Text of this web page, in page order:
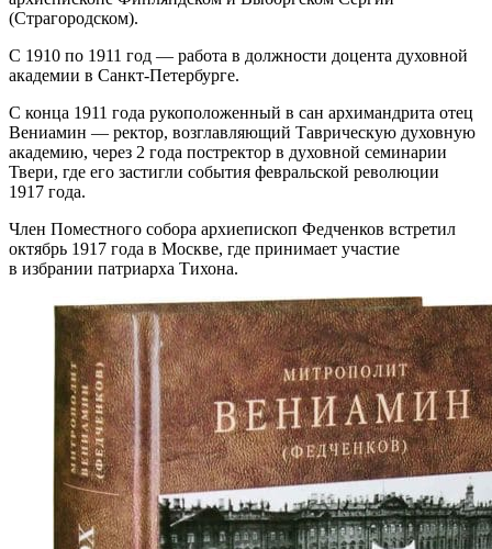
(Страгородском).
С 1910 по 1911 год — работа в должности доцента духовной
академии в Санкт-Петербурге.
С конца 1911 года рукоположенный в сан архимандрита отец
Вениамин — ректор, возглавляющий Таврическую духовную
академию, через 2 года постректор в духовной семинарии
Твери, где его застигли события февральской революции
1917 года.
Член Поместного собора архиепископ Федченков встретил
октябрь 1917 года в Москве, где принимает участие
в избрании патриарха Тихона.